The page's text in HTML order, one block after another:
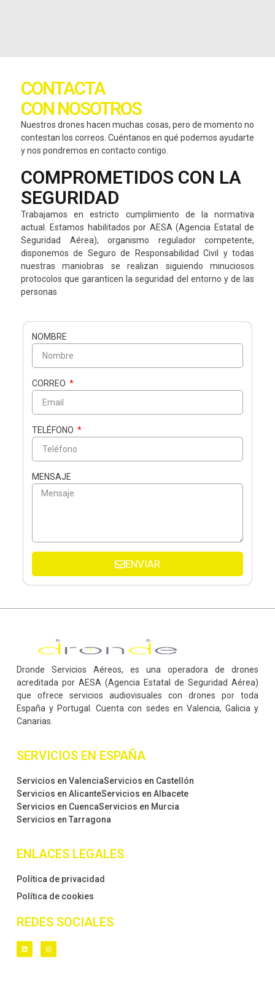
CONTACTA
CON NOSOTROS
Nuestros drones hacen muchas cosas, pero de momento no
contestan los correos. Cuéntanos en qué podemos ayudarte
y nos pondremos en contacto contigo.
COMPROMETIDOS CON LA
SEGURIDAD
Trabajamos en estricto cumplimiento de la normativa
actual. Estamos habilitados por AESA (Agencia Estatal de
Seguridad Aérea), organismo regulador competente,
disponemos de Seguro de Responsabilidad Civil y todas
nuestras maniobras se realizan siguiendo minuciosos
protocolos que garanticen la seguridad del entorno y de las
personas
NOMBRE
CORREO
TELÉFONO
MENSAJE
ENVIAR
Dronde Servicios Aéreos, es una operadora de drones
acreditada por AESA (Agencia Estatal de Seguridad Aérea)
que ofrece servicios audiovisuales con drones por toda
España y Portugal. Cuenta con sedes en Valencia, Galicia y
Canarias.
SERVICIOS EN ESPAÑA
Servicios en ValenciaServicios en Castellón
Servicios en AlicanteServicios en Albacete
Servicios en CuencaServicios en Murcia
Servicios en Tarragona
ENLACES LEGALES
Política de privacidad
Política de cookies
REDES SOCIALES